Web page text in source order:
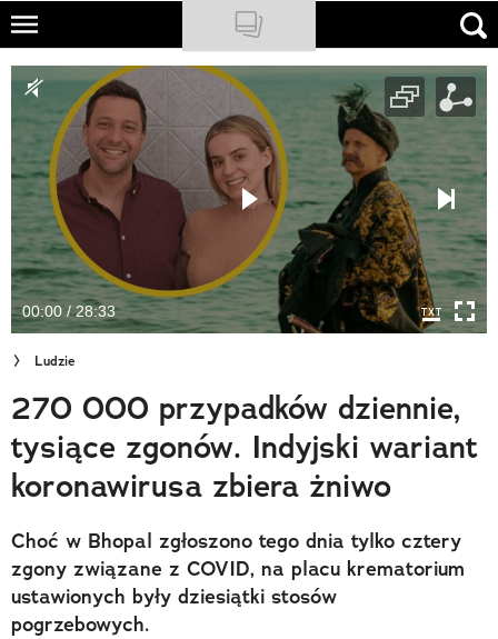
Skip
main
content
NATIONAL GEOGRAPHIC
TRAVELER
PODCASTY
Sklep
Newsletter
Cuda Polski
Wielki Konkurs Fotograficzny
Trendbook Podróżniczy
Polecane
00:00 / 28:33
Ludzie
270 000 przypadków dziennie,
tysiące zgonów. Indyjski wariant
koronawirusa zbiera żniwo
Choć w Bhopal zgłoszono tego dnia tylko cztery
zgony związane z COVID, na placu krematorium
ustawionych były dziesiątki stosów
pogrzebowych.